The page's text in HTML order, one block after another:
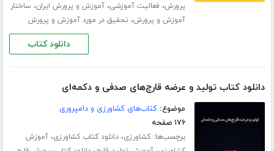
پرورش، فعالیت آموزشی،آموزش و پرورش ایران، ساختار
آموزش و پرورش، تحقیق در مورد آموزش و پرورش
دانلود کتاب
دانلود کتاب تولید و عرضه قارچ‌های صدفی و دکمه‌ای
موضوع:کتاب‌های کشاورزی و دامپروری
۱۷۶ صفحه
برچسب‌ها:کشاورزی،دانلود کتاب کشاورزی،آموزش